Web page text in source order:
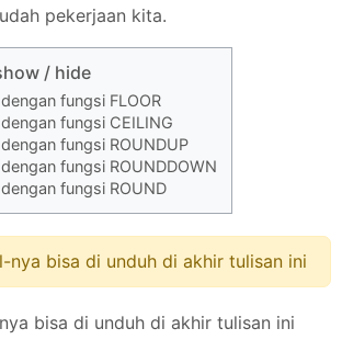
pekerjaan kita.
/ hide
fungsi FLOOR
fungsi CEILING
fungsi ROUNDUP
fungsi ROUNDDOWN
fungsi ROUND
nya bisa di unduh di akhir tulisan ini
bisa di unduh di akhir tulisan ini